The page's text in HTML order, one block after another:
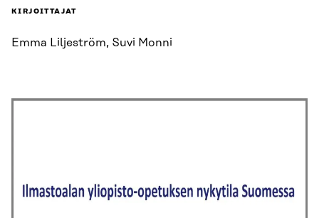
KIRJOITTAJAT
Emma Liljeström, Suvi Monni